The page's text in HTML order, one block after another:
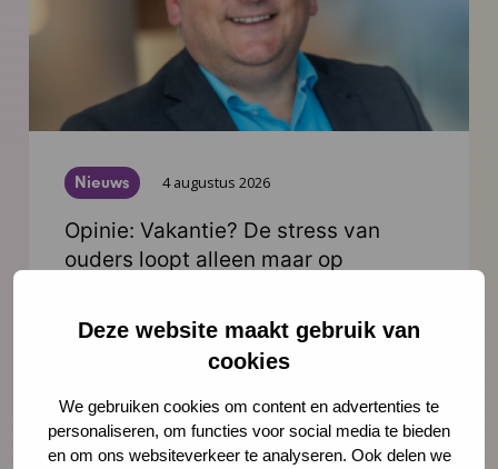
Deze website maakt gebruik van
cookies
We gebruiken cookies om content en advertenties te
personaliseren, om functies voor social media te bieden
en om ons websiteverkeer te analyseren. Ook delen we
Nieuws 4 augustus 2026
Opinie: Vakantie? De stress van
ouders loopt alleen maar op
naar rust, staan ze er alleen voor. Schiet
hen te hulp, noteert Igor Ivakic, directeur-
bestuurder van het Nederlands Centrum
Jeugdgezondheid.